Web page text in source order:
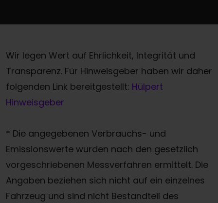
Wir legen Wert auf Ehrlichkeit, Integrität und
Transparenz. Für Hinweisgeber haben wir daher
folgenden Link bereitgestellt: Hülpert
Hinweisgeber
* Die angegebenen Verbrauchs- und
Emissionswerte wurden nach den gesetzlich
vorgeschriebenen Messverfahren ermittelt. Die
Angaben beziehen sich nicht auf ein einzelnes
Fahrzeug und sind nicht Bestandteil des